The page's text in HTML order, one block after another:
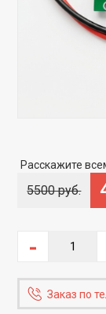
Расскажите
5500 руб.
-
Заказ по